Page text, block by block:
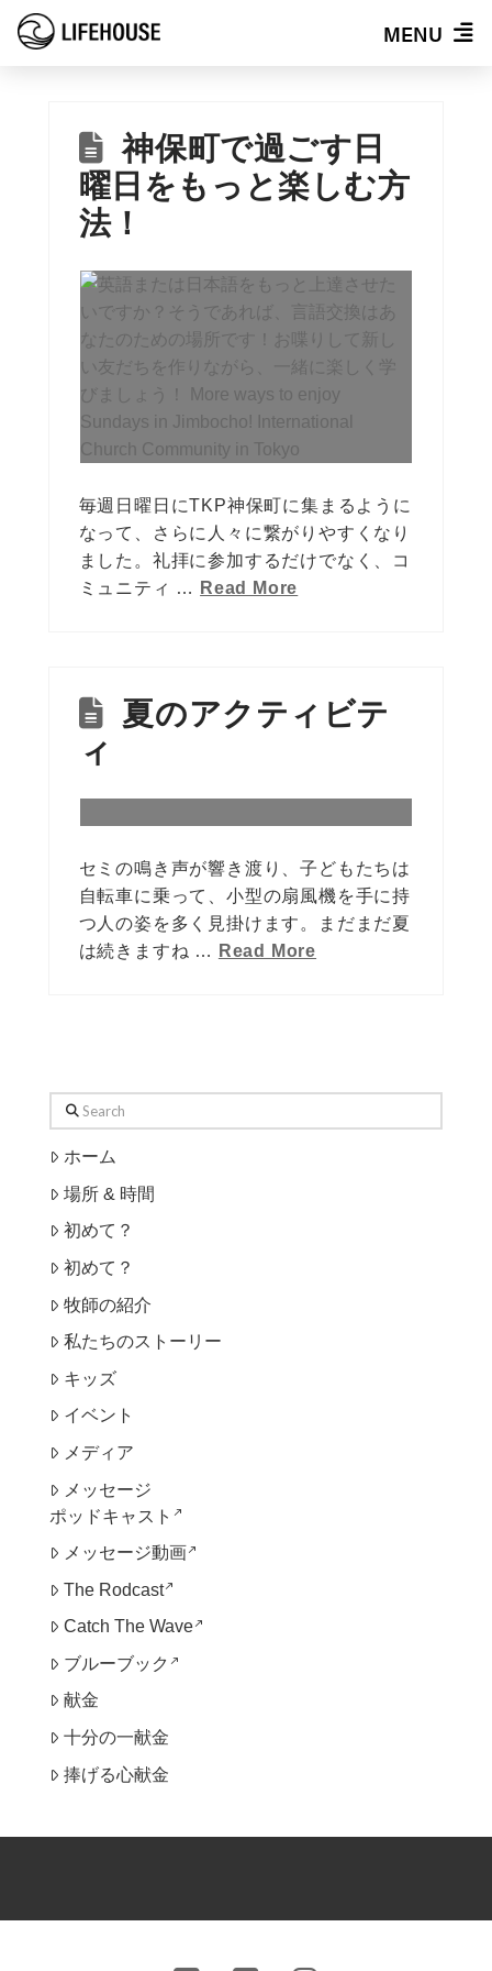
MENU
神保町で過ごす日
曜日をもっと楽しむ方
法！
毎週日曜日にTKP神保町に集まるように
なって、さらに人々に繋がりやすくなり
ました。礼拝に参加するだけでなく、コ
ミュニティ …
Read More
夏のアクティビテ
ィ
セミの鳴き声が響き渡り、子どもたちは
自転車に乗って、小型の扇風機を手に持
つ人の姿を多く見掛けます。まだまだ夏
は続きますね …
Read More
Search
ホーム
場所 & 時間
初めて？
初めて？
牧師の紹介
私たちのストーリー
キッズ
イベント
メディア
メッセージ
ポッドキャスト call_made
メッセージ動画call_made
The Rodcastcall_made
Catch The Wave call_made
ブルーブック call_made
献金
十分の一献金
捧げる心献金